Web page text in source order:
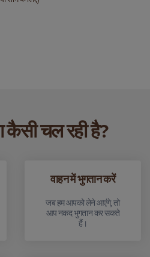
कैसी चल रही है?
वाहन में भुगतान करें
जब हम आपको लेने आएंगे, तो
आप नकद भुगतान कर सकते
हैं।